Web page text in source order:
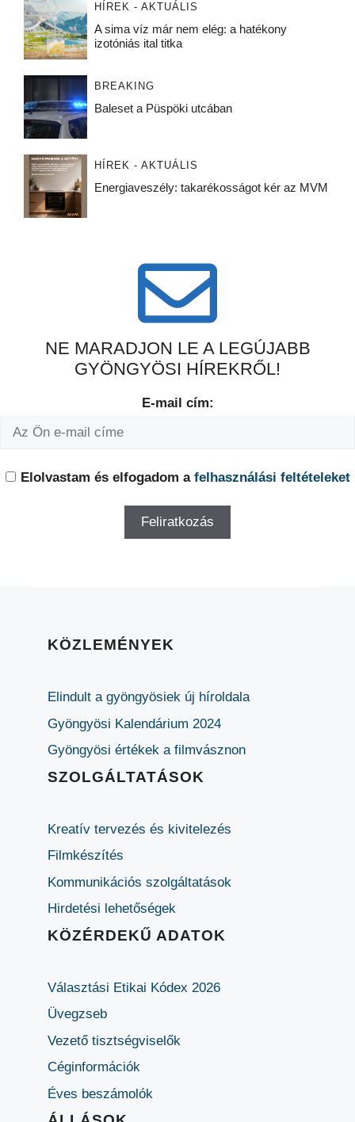
HÍREK - AKTUÁLIS
A sima víz már nem elég: a hatékony
izotóniás ital titka
BREAKING
Baleset a Püspöki utcában
HÍREK - AKTUÁLIS
Energiaveszély: takarékosságot kér az MVM
NE MARADJON LE A LEGÚJABB
GYÖNGYÖSI HÍREKRŐL!
E-mail cím:
Elolvastam és elfogadom a felhasználási feltételeket
KÖZLEMÉNYEK
Elindult a gyöngyösiek új híroldala
Gyöngyösi Kalendárium 2024
Gyöngyösi értékek a filmvásznon
SZOLGÁLTATÁSOK
Kreatív tervezés és kivitelezés
Filmkészítés
Kommunikációs szolgáltatások
Hirdetési lehetőségek
KÖZÉRDEKŰ ADATOK
Választási Etikai Kódex 2026
Üvegzseb
Vezető tisztségviselők
Céginformációk
Éves beszámolók